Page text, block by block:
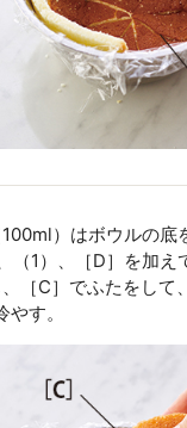
）はボウルの底
（1）、［D］を加え
［C］でふたをして
す。